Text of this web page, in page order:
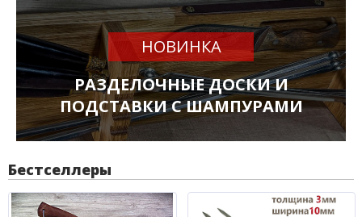
НОВИНКА
РАЗДЕЛОЧНЫЕ ДОСКИ И
ПОДСТАВКИ С ШАМПУРАМИ
Бестселлеры